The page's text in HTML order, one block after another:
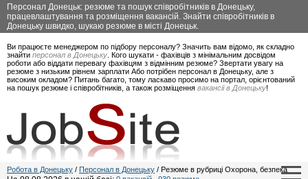
Персонал Донецьк: резюме та пошук співробітників в Донецьку,
працевлаштування та розміщення вакансій. Знайти співробітників в
Донецьку швидко, шукаю резюме в місті Донецьк.
Ви працюєте менеджером по підбору персоналу? Значить вам відомо, як складно
знайти персонал в Донецьку . Кого шукати - фахівців з мінімальним досвідом
роботи або віддати перевагу фахівцям з відмінним резюме? Звертати увагу на
резюме з низьким рівнем зарплати Або потрібен персонал в Донецьку, але з
високим окладом? Питань багато, тому ласкаво просимо на портал, орієнтований
на пошук резюме і співробітників, а також розміщення вакансії в Донецьку!
Робота в Донецьку / Персонал в Донецьку / Резюме в рубриці Охорона, безпека